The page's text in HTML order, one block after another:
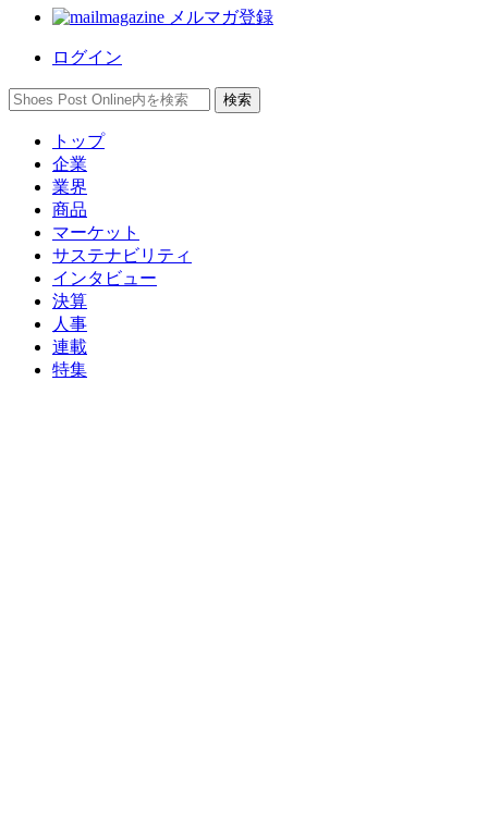
メルマガ登録
ログイン
トップ
企業
業界
商品
マーケット
サステナビリティ
インタビュー
決算
人事
連載
特集